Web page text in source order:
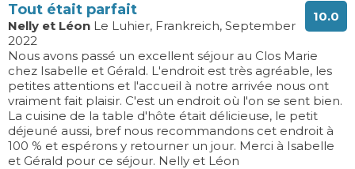
10.0
Tout était parfait
Nelly et Léon Le Luhier, Frankreich, September
2022
Nous avons passé un excellent séjour au Clos Marie
chez Isabelle et Gérald. L'endroit est très agréable, les
petites attentions et l'accueil à notre arrivée nous ont
vraiment fait plaisir. C'est un endroit où l'on se sent bien.
La cuisine de la table d'hôte était délicieuse, le petit
déjeuné aussi, bref nous recommandons cet endroit à
100 % et espérons y retourner un jour. Merci à Isabelle
et Gérald pour ce séjour. Nelly et Léon